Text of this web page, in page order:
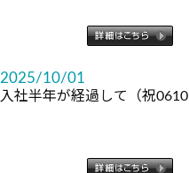
2025/10/01
入社半年が経過して（祝